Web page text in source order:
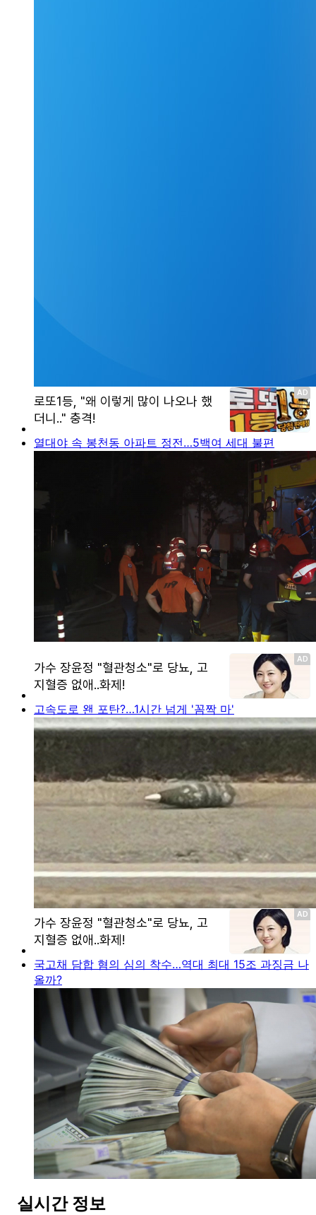
열대야 속 봉천동 아파트 정전…5백여 세대 불편
고속도로 왠 포탄?…1시간 넘게 '꼼짝 마'
국고채 담합 혐의 심의 착수…역대 최대 15조 과징금 나
올까?
실시간 정보